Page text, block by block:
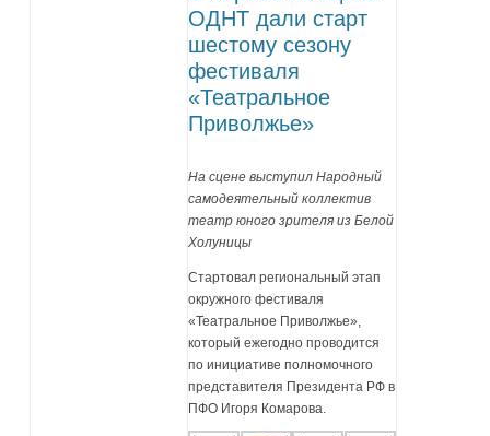
ОДНТ дали старт
шестому сезону
фестиваля
«Театральное
Приволжье»
На сцене выступил Народный
самодеятельный коллектив
театр юного зрителя из Белой
Холуницы
Стартовал региональный этап
окружного фестиваля
«Театральное Приволжье»,
который ежегодно проводится
по инициативе полномочного
представителя Президента РФ в
ПФО Игоря Комарова.